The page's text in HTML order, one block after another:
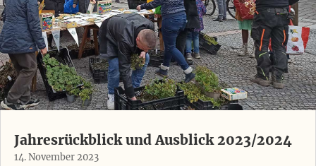
Jahresrückblick und Ausblick 2023/2024
14. November 2023